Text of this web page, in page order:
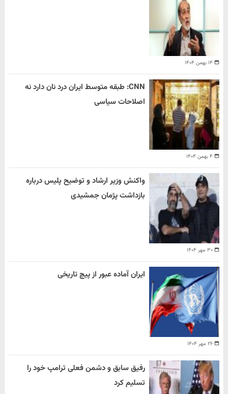
۱۴ بهمن ۱۴۰۴
۴ بهمن ۱۴۰۴
CNN: طبقه متوسط ایران درد نان دارد نه
اصلاحات سیاسی
۳۰ مهر ۱۴۰۴
واکنش وزیر ارشاد و توضیح پلیس درباره
بازداشت پژمان جمشیدی
۲۶ مهر ۱۴۰۴
ایران آماده عبور از پیچ تاریخی
رفیق سابق و دشمن فعلی ترامپ خود را
تسلیم کرد